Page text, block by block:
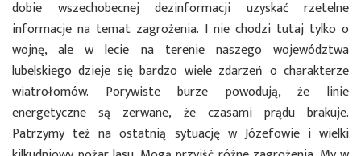
dobie wszechobecnej dezinformacji uzyskać rzetelne
informacje na temat zagrożenia. I nie chodzi tutaj tylko o
wojnę, ale w lecie na terenie naszego województwa
lubelskiego dzieje się bardzo wiele zdarzeń o charakterze
wiatrołomów. Porywiste burze powodują, że linie
energetyczne są zerwane, że czasami prądu brakuje.
Patrzymy też na ostatnią sytuację w Józefowie i wielki